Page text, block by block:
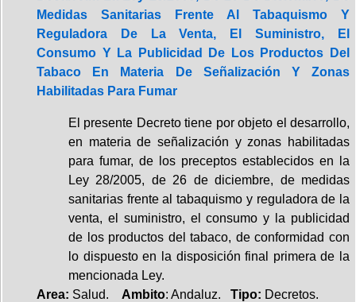
Medidas Sanitarias Frente Al Tabaquismo Y
Reguladora De La Venta, El Suministro, El
Consumo Y La Publicidad De Los Productos Del
Tabaco En Materia De Señalización Y Zonas
Habilitadas Para Fumar
El presente Decreto tiene por objeto el desarrollo,
en materia de señalización y zonas habilitadas
para fumar, de los preceptos establecidos en la
Ley 28/2005, de 26 de diciembre, de medidas
sanitarias frente al tabaquismo y reguladora de la
venta, el suministro, el consumo y la publicidad
de los productos del tabaco, de conformidad con
lo dispuesto en la disposición final primera de la
mencionada Ley.
Area: Salud. Ambito: Andaluz. Tipo: Decretos.